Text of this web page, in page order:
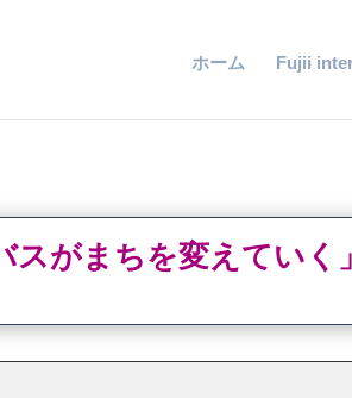
ホーム Fujii
スがまちを変えていく